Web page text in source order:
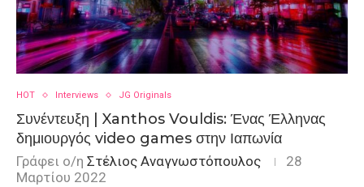
HOT Interviews JG Originals
Συνέντευξη | Xanthos Vouldis: Ένας Έλληνας
δημιουργός video games στην Ιαπωνία
Γράφει ο/η Στέλιος Αναγνωστόπουλος
28
Μαρτίου 2022